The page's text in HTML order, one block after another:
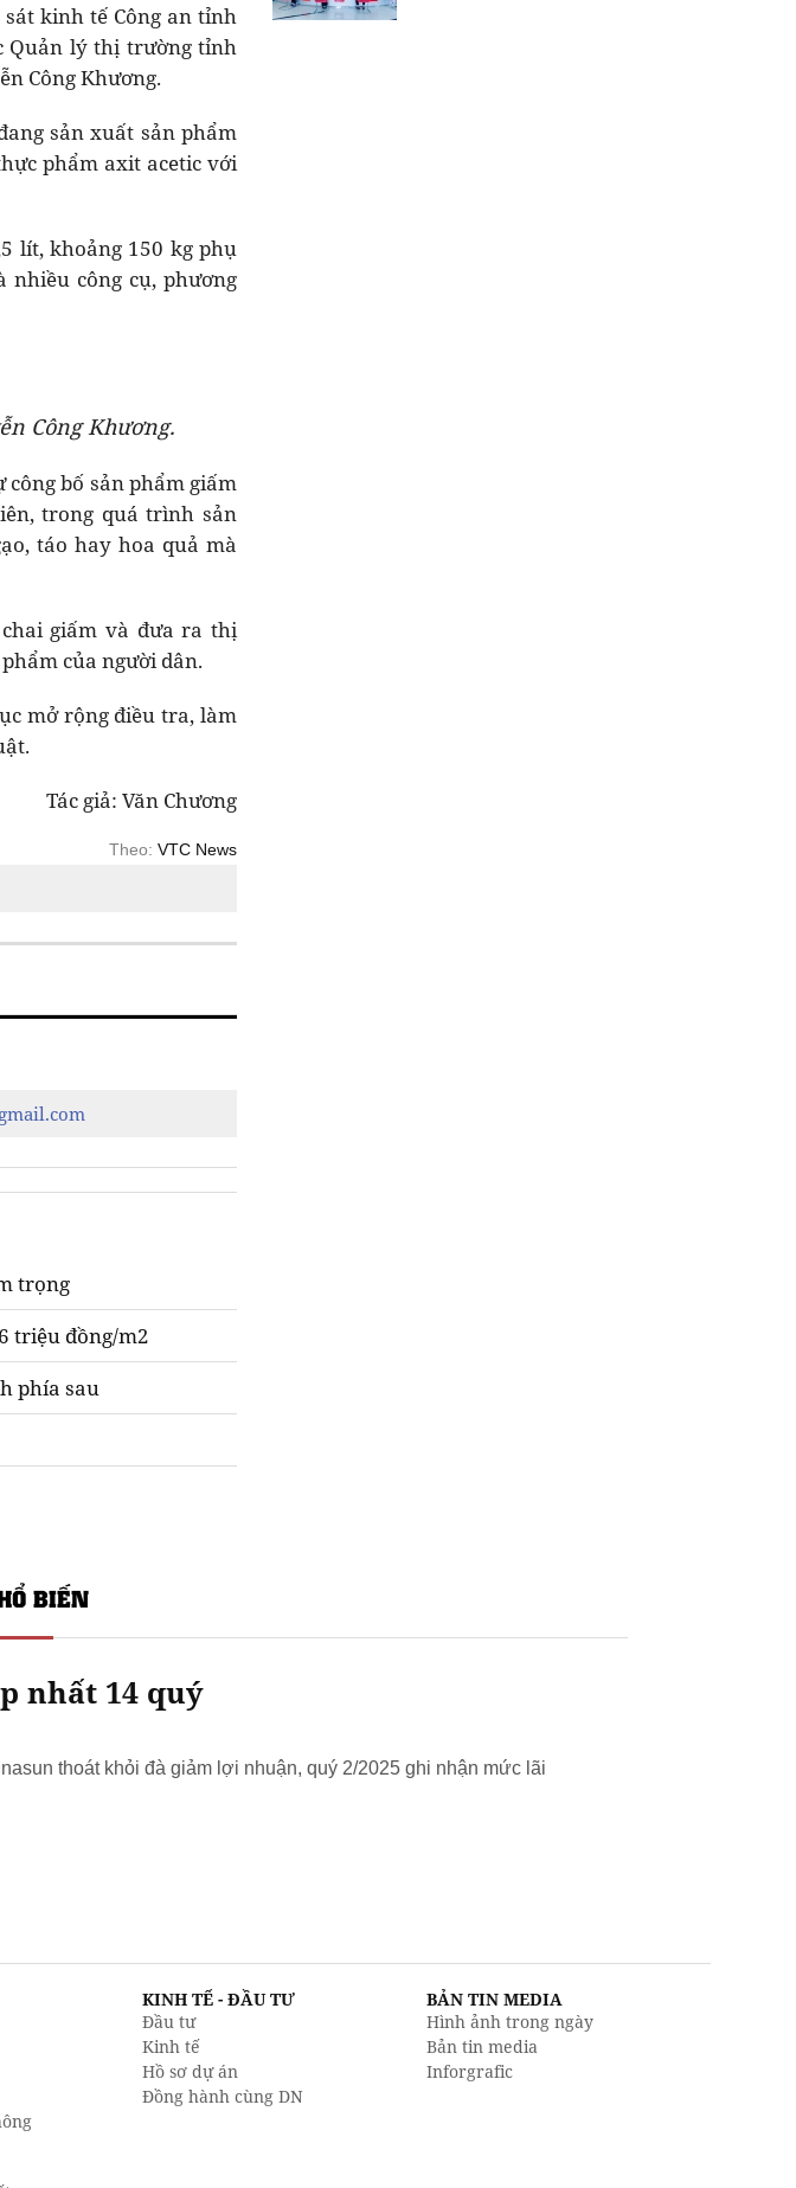
kinh tế Công an tỉnh
Quản lý thị trường tỉnh
Công Khương.
sản xuất sản phẩm
phẩm axit acetic với
lít, khoảng 150 kg phụ
nhiều công cụ, phương
Công Khương.
bố sản phẩm giấm
trong quá trình sản
táo hay hoa quả mà
giấm và đưa ra thị
của người dân.
mở rộng điều tra, làm
Tác giả: Văn Chương
Theo: VTC News
trọng
triệu đồng/m2
phía sau
BIẾN
nhất 14 quý
thoát khỏi đà giảm lợi nhuận, quý 2/2025 ghi nhận mức lãi
KINH TẾ - ĐẦU TƯ
Đầu tư
Kinh tế
Hồ sơ dự án
Đồng hành cùng DN
BẢN TIN MEDIA
Hình ảnh trong ngày
Bản tin media
Inforgrafic